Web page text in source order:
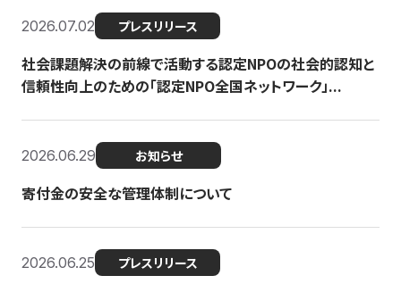
2026.07.02 プレスリリース
社会課題解決の前線で活動する認定NPOの社会的認知と
信頼性向上のための「認定NPO全国ネットワーク」...
2026.06.29 お知らせ
寄付金の安全な管理体制について
2026.06.25 プレスリリース